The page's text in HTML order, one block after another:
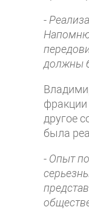
-
должны
фракции
другое
была
- Опыт